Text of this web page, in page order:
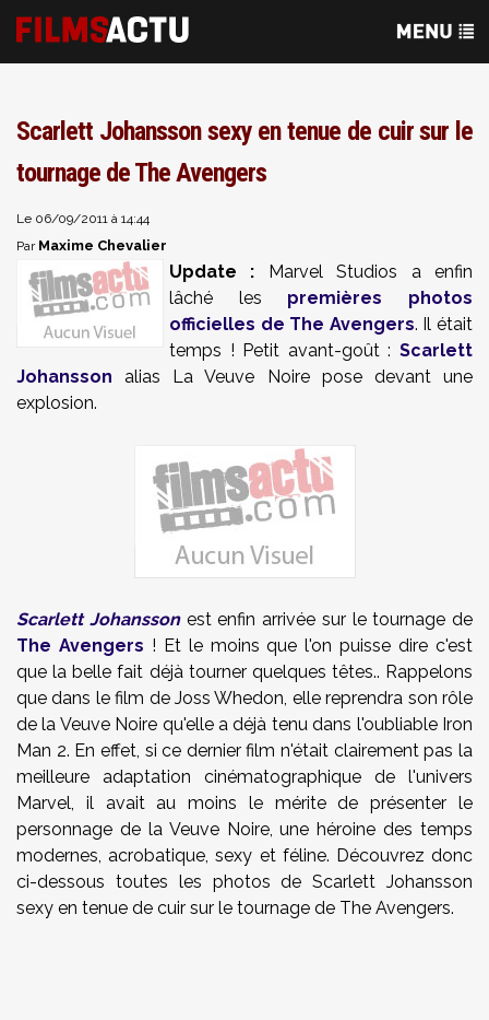
Scarlett Johansson sexy en tenue de cuir sur le
tournage de The Avengers
Le 06/09/2011 à 14:44
Par Maxime Chevalier
Update : Marvel Studios a enfin
lâché les premières photos
officielles de The Avengers. Il était
temps ! Petit avant-goût : Scarlett
Johansson alias La Veuve Noire pose devant une
explosion.
Scarlett Johanssonest enfin arrivée sur le tournage de
The Avengers ! Et le moins que l'on puisse dire c'est
que la belle fait déjà tourner quelques têtes.. Rappelons
que dans le film de Joss Whedon, elle reprendra son rôle
de la Veuve Noire qu'elle a déjà tenu dans l'oubliable Iron
Man 2. En effet, si ce dernier film n'était clairement pas la
meilleure adaptation cinématographique de l'univers
Marvel, il avait au moins le mérite de présenter le
personnage de la Veuve Noire, une héroine des temps
modernes, acrobatique, sexy et féline. Découvrez donc
ci-dessous toutes les photos de Scarlett Johansson
sexy en tenue de cuir sur le tournage de The Avengers.